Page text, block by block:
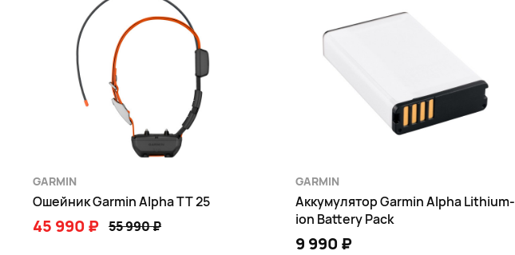
GARMIN
Ошейник Garmin Alpha TT 25
45 990 ₽ 55 990 ₽
GARMIN
Аккумулятор Garmin Alpha Lithium-
ion Battery Pack
9 990 ₽